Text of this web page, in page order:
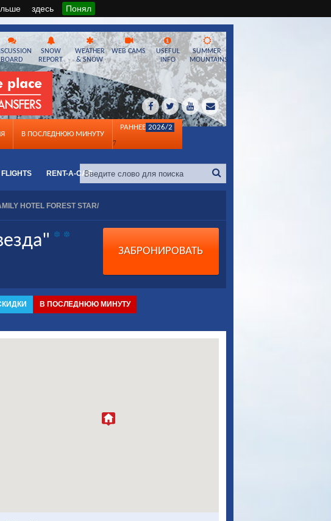
здесь Понял
B ПОСЛЕДНЮЮ МИНУТУ
РАННЕЕ 2026/2
7
FLIGHTS RENT-A-CAR
BOARD
SNOW
REPORT
WEATHER
& SNOW
WEB CAMS
USEFUL
INFO
SUMMER
MOUNTAINS
HOTEL FOREST STAR/
ЗАБРОНИРОВАТЬ
В ПОСЛЕДНЮЮ МИНУТУ